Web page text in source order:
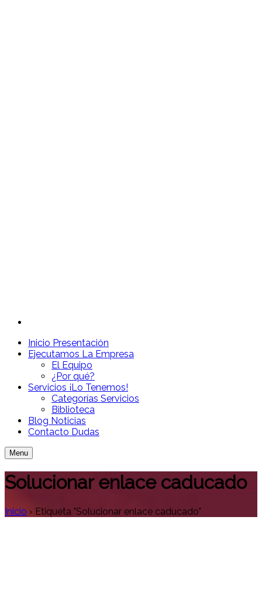
Inicio Presentación
Ejecutamos La Empresa
El Equipo
¿Por qué?
Servicios ¡Lo Tenemos!
Categorías Servicios
Biblioteca
Blog Noticias
Contacto Dudas
Menu
Solucionar enlace caducado
Inicio › Etiqueta "Solucionar enlace caducado"